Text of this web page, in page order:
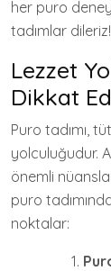
her puro
tadımlar dileriz!
Lezzet
Dikkat
Puro tadımı,
yolculuğudur.
önemli
puro
noktalar: